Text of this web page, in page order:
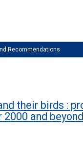
Recommendations
their birds :
and beyond